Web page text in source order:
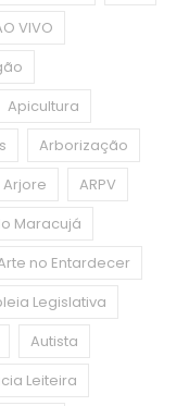
VIVO
Apicultura
Arborização
Arjore
ARPV
Maracujá
no Entardecer
Legislativa
Autista
Leiteira